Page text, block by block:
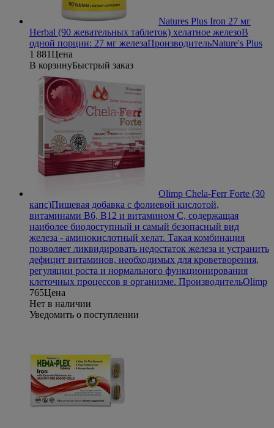
Natures Plus Iron 27 мг
Herbal (90 жевательных таблеток) хелатное железоВ
одной порции: 27 мг железаПроизводительNature's Plus
1 881Цена
В корзинуБыстрый заказ
Olimp Chela-Ferr Forte (30
капс)Пищевая добавка с фолиевой кислотой,
витаминами В6, В12 и витамином С, содержащая
наиболее биодоступный и самый безопасный вид
железа - аминокислотный хелат. Такая комбинация
позволяет ликвидировать недостаток железа и устранить
дефицит витаминов, необходимых для кроветворения,
регуляции роста и нормального функционирования
клеточных процессов в организме. ПроизводительOlimp
765Цена
Нет в наличии
Уведомить о поступлении